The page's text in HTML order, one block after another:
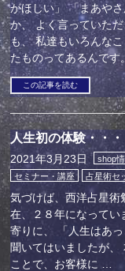
がほしい」 「まあや
か、 よく言っていた
も、 私達もいろんな
たものってあるんで
この記事を読む
人生初の体験・・・
2021年3月23日 shop
セミナー・講座
占星術セ
気づけば、西洋占星術
在、２８年になって
寄りに、 「人生はあ
聞いてはいましたが
ことで、お客様に …